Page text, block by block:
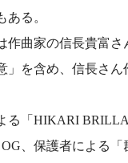
る。
作曲家の信長貴富
を含め、信長さん
る「HIKARI
、保護者による